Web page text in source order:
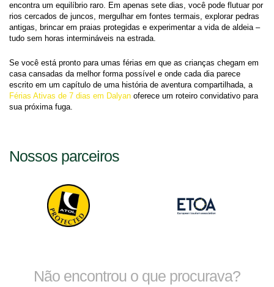
encontra um equilíbrio raro. Em apenas sete dias, você pode flutuar por
rios cercados de juncos, mergulhar em fontes termais, explorar pedras
antigas, brincar em praias protegidas e experimentar a vida de aldeia –
tudo sem horas intermináveis na estrada.
Se você está pronto para umas férias em que as crianças chegam em
casa cansadas da melhor forma possível e onde cada dia parece
escrito em um capítulo de uma história de aventura compartilhada, a
Férias Ativas de 7 dias em Dalyan oferece um roteiro convidativo para
sua próxima fuga.
Nossos parceiros
Não encontrou o que procurava?